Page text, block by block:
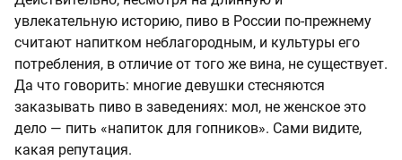
увлекательную историю, пиво в России по-прежнему
считают напитком неблагородным, и культуры его
потребления, в отличие от того же вина, не существует.
Да что говорить: многие девушки стесняются
заказывать пиво в заведениях: мол, не женское это
дело — пить «напиток для гопников». Сами видите,
какая репутация.